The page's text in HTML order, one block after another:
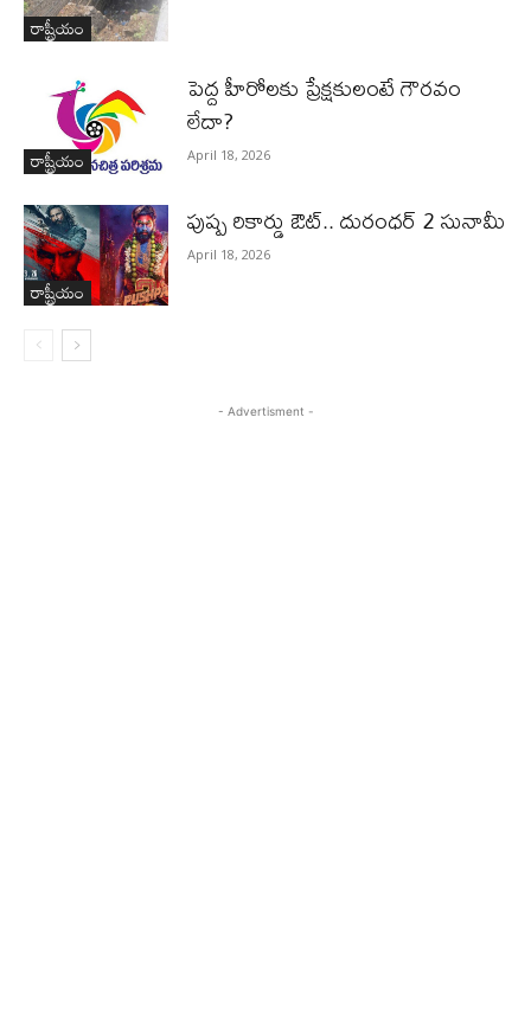
రాష్ట్రీయం
రాష్ట్రీయం
పెద్ద హీరోల‌కు ప్రేక్ష‌కులంటే గౌర‌వం
లేదా?
April 18, 2026
రాష్ట్రీయం
పుష్ప రికార్డు ఔట్‌.. దురంధ‌ర్ 2 సునామీ
April 18, 2026
- Advertisment -